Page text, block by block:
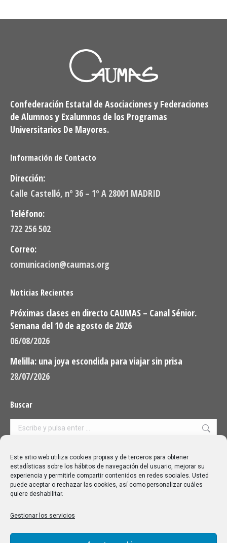
Este sitio web utiliza cookies propias y de terceros para obtener
estadísticas sobre los hábitos de navegación del usuario, mejorar su
experiencia y permitirle compartir contenidos en redes sociales. Usted
puede aceptar o rechazar las cookies, así como personalizar cuáles
quiere deshabilitar.
Gestionar los servicios
Confederación Estatal de Asociaciones y Federaciones
de Alumnos y Exalumnos de los Programas
Universitarios De Mayores.
Información de Contacto
Dirección:
Calle Castelló, nº 36 – 1º A 28001 MADRID
Teléfono:
722 256 502
Correo:
comunicacion@caumas.org
Noticias Recientes
Próximas clases en directo CAUMAS – Canal Sénior.
Semana del 10 de agosto de 2026
06/08/2026
Melilla: una joya escondida para viajar sin prisa
28/07/2026
Buscar
Buscar:
Aviso Legal|Política de privacidad|Política de cookies